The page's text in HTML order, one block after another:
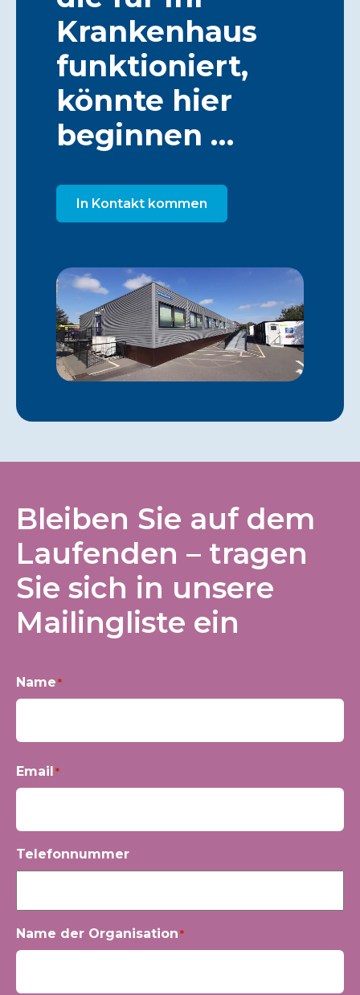
Krankenhaus
funktioniert,
könnte hier
beginnen …
In Kontakt kommen
Bleiben Sie auf dem
Laufenden – tragen
Sie sich in unsere
Mailingliste ein
Name*
Email*
Telefonnummer
Name der Organisation*